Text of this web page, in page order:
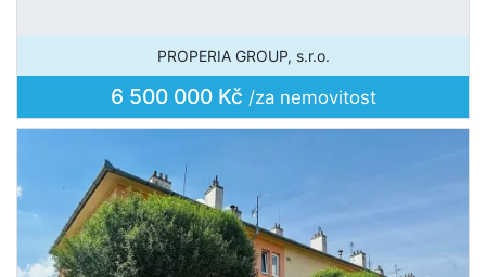
PROPERIA GROUP, s.r.o.
6 500 000 Kč /za nemovitost